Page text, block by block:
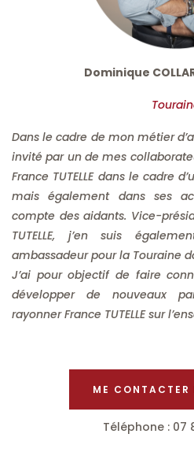
Dominique
Dans le cadre de mon métier
invité par un de mes
France TUTELLE dans le cadre
mais également dans ses
compte des aidants. Vice-
TUTELLE, j’en suis
ambassadeur pour la Touraine
J’ai pour objectif de faire
développer de nouveaux
rayonner France TUTELLE sur
ME CONTACTER
Téléphone : 07